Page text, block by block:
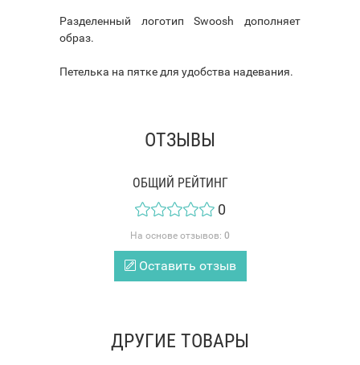
Разделенный логотип Swoosh дополняет
образ.
Петелька на пятке для удобства надевания.
ОТЗЫВЫ
ОБЩИЙ РЕЙТИНГ
0
На основе отзывов: 0
Оставить отзыв
ДРУГИЕ ТОВАРЫ